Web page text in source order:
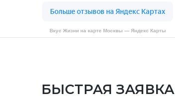
Вкус Жизни на карте Москвы — Яндекс Карты
БЫСТРАЯ ЗАЯВКА